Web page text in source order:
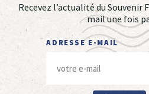
Recevez l’actualité du Souvenir
mail une fois
ADRESSE E-MAIL